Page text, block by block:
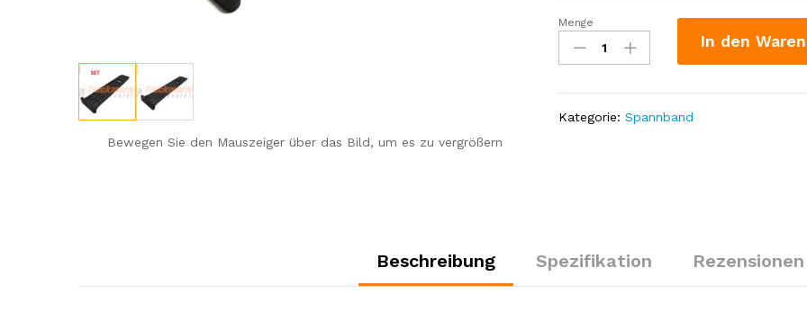
Bewegen Sie den Mauszeiger über das Bild, um es zu vergrößern
Spannband
Kotflügel
passend
TGA,
Menge
In den
Kategorie:Spannband
Beschreibung Spezifikation